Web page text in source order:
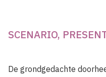
SCENARIO,
De grondgedachte